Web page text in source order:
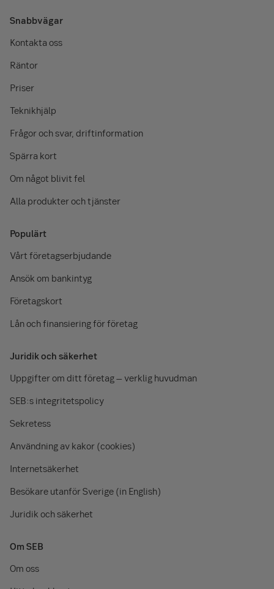
Snabbvägar
Kontakta oss
Räntor
Priser
Teknikhjälp
Frågor och svar, driftinformation
Spärra kort
Om något blivit fel
Alla produkter och tjänster
Populärt
Vårt företagserbjudande
Ansök om bankintyg
Företagskort
Lån och finansiering för företag
Juridik och säkerhet
Uppgifter om ditt företag – verklig huvudman
SEB:s integritetspolicy
Sekretess
Användning av kakor (cookies)
Internetsäkerhet
Besökare utanför Sverige (in English)
Juridik och säkerhet
Om SEB
Om oss